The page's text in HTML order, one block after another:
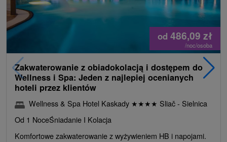
od 486,09 zł
/noc/osoba
Zakwaterowanie z obiadokolacją i dostępem do
Wellness i Spa: Jeden z najlepiej ocenianych
hoteli przez klientów
Wellness & Spa Hotel Kaskady ★★★★ Sliač - Sielnica
Od 1 NoceŚniadanie I Kolacja
Komfortowe zakwaterowanie z wyżywieniem HB i napojami.